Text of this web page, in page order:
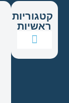
קטגוריות
ראשיות